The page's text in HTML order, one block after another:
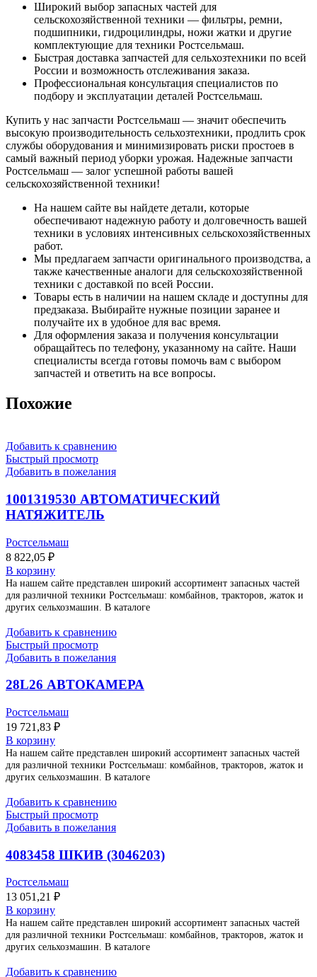
Широкий выбор запасных частей для
сельскохозяйственной техники — фильтры, ремни,
подшипники, гидроцилиндры, ножи жатки и другие
комплектующие для техники Ростсельмаш.
Быстрая доставка запчастей для сельхозтехники по всей
России и возможность отслеживания заказа.
Профессиональная консультация специалистов по
подбору и эксплуатации деталей Ростсельмаш.
Купить у нас запчасти Ростсельмаш — значит обеспечить
высокую производительность сельхозтехники, продлить срок
службы оборудования и минимизировать риски простоев в
самый важный период уборки урожая. Надежные запчасти
Ростсельмаш — залог успешной работы вашей
сельскохозяйственной техники!
На нашем сайте вы найдете детали, которые
обеспечивают надежную работу и долговечность вашей
техники в условиях интенсивных сельскохозяйственных
работ.
Мы предлагаем запчасти оригинального производства, а
также качественные аналоги для сельскохозяйственной
техники с доставкой по всей России.
Товары есть в наличии на нашем складе и доступны для
предзаказа. Выбирайте нужные позиции заранее и
получайте их в удобное для вас время.
Для оформления заказа и получения консультации
обращайтесь по телефону, указанному на сайте. Наши
специалисты всегда готовы помочь вам с выбором
запчастей и ответить на все вопросы.
Похожие
Добавить к сравнению
Быстрый просмотр
Добавить в пожелания
1001319530 АВТОМАТИЧЕСКИЙ
НАТЯЖИТЕЛЬ
Ростсельмаш
8 822,05 ₽
В корзину
На нашем сайте представлен широкий ассортимент запасных частей
для различной техники Ростсельмаш: комбайнов, тракторов, жаток и
других сельхозмашин. В каталоге
Добавить к сравнению
Быстрый просмотр
Добавить в пожелания
28L26 АВТОКАМЕРА
Ростсельмаш
19 721,83 ₽
В корзину
На нашем сайте представлен широкий ассортимент запасных частей
для различной техники Ростсельмаш: комбайнов, тракторов, жаток и
других сельхозмашин. В каталоге
Добавить к сравнению
Быстрый просмотр
Добавить в пожелания
4083458 ШКИВ (3046203)
Ростсельмаш
13 051,21 ₽
В корзину
На нашем сайте представлен широкий ассортимент запасных частей
для различной техники Ростсельмаш: комбайнов, тракторов, жаток и
других сельхозмашин. В каталоге
Добавить к сравнению